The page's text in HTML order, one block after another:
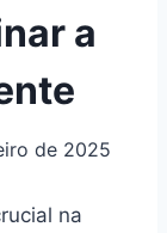
a
de 2025
na